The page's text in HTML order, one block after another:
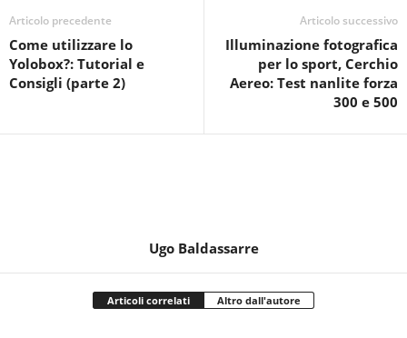
Articolo precedente
Come utilizzare lo
Yolobox?: Tutorial e
Consigli (parte 2)
Articolo successivo
Illuminazione fotografica
per lo sport, Cerchio
Aereo: Test nanlite forza
300 e 500
Ugo Baldassarre
Articoli correlati Altro dall'autore